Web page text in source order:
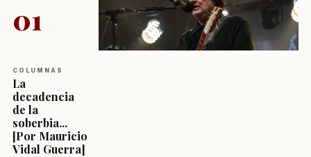
01
COLUMNAS
La
decadencia
de la
soberbia...
[Por Mauricio
Vidal Guerra]